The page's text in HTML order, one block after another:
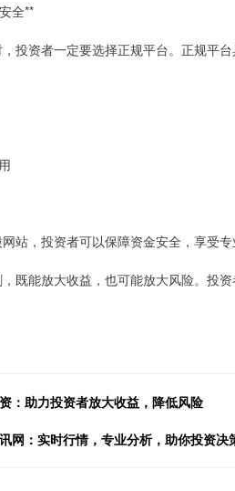
全**
投资者一定要选择正规平台。正规平台
站，投资者可以保障资金安全，享受专
既能放大收益，也可能放大风险。投
：助力投资者放大收益，降低风险
网：实时行情，专业分析，助你投资决